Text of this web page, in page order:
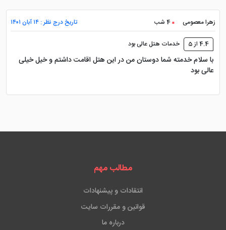
زهرا معصومی 4 شب تاریخ درج نظر : ۱۴ آبان ۱۴۰۱
4.4 از 5 خدمات هتل عالی بود
با سلام خدمته شما دوستان من در این هتل اقامت داشتم و خیل خیلی
عالی بود
مطالب مهم
انتقادات و پیشنهادات
قوانین و مقررات سایت
درباره ما